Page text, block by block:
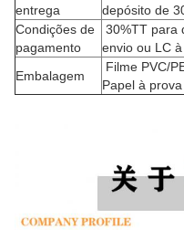
entrega
depósito de
Condições de
pagamento
30%TT para
envio ou LC
Embalagem
Filme PVC/
Papel à